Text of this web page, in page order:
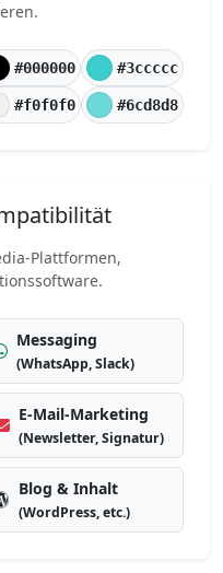
#000000 #3ccccc
#f0f0f0 #6cd8d8
Plattformen,
Messaging
(WhatsApp, Slack)
E-Mail-Marketing
(Newsletter, Signatur)
Blog & Inhalt
(WordPress, etc.)